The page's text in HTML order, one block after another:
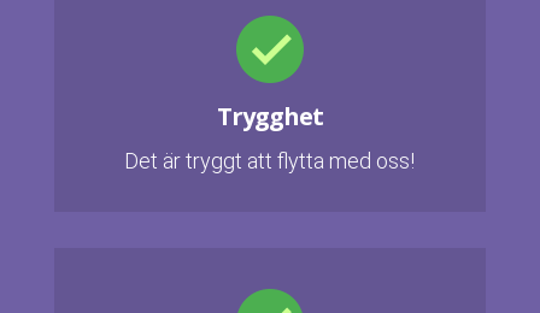
Trygghet
Det är tryggt att flytta med oss!